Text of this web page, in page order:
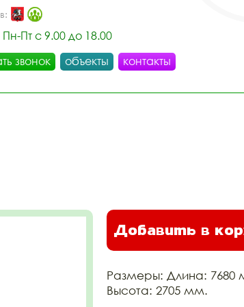
Пн-Пт с 9.00 до 18.00
звонок объекты контакты
Добавить в
Размеры: Длина:
Высота: 2705 мм.